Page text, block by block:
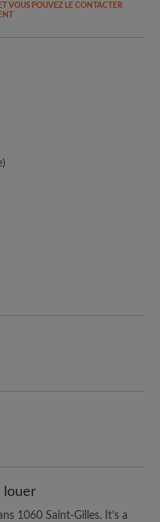
VOUS POUVEZ LE CONTACTER
louer
1060 Saint-Gilles. It’s a